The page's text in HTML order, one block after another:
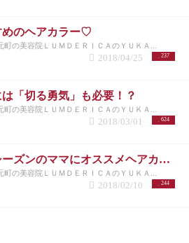
めのヘアカラー♡
町の美容院ＬＵＭＤＥＲＩＣＡのＹＵＫＡ...
237
2018/04/25
「切る勇気」も必要！？
町の美容院ＬＵＭＤＥＲＩＣＡのＹＵＫＡ...
624
2018/03/01
卒業、入学シーズンのママにオススメヘアカラー！
町の美容院ＬＵＭＤＥＲＩＣＡのＹＵＫＡ...
244
2018/02/10